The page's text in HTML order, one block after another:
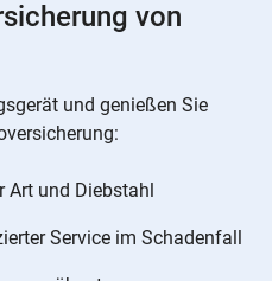
von
und genießen Sie
Art und Diebstahl
Service im Schadenfall